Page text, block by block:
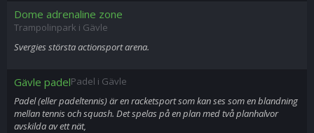
Dome adrenaline zone
Trampolinpark i Gävle
Svergies största actionsport arena.
Gävle padelPadel i Gävle
Padel (eller padeltennis) är en racketsport som kan ses som en blandning
mellan tennis och squash. Det spelas på en plan med två planhalvor
avskilda av ett nät,